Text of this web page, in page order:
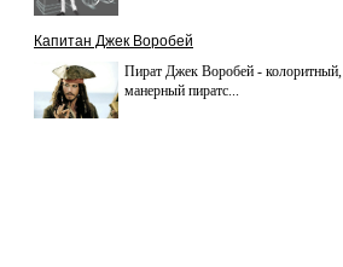
Капитан Джек Воробей
Пират Джек Воробей - колоритный,
манерный пиратс...